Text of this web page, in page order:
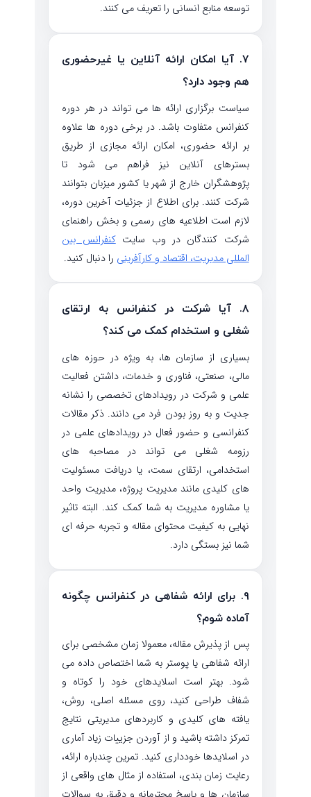
توسعه منابع انسانی را تعریف می کنند.
۷. آیا امکان ارائه آنلاین یا غیرحضوری
هم وجود دارد؟
سیاست برگزاری ارائه ها می تواند در هر دوره
کنفرانس متفاوت باشد. در برخی دوره ها علاوه
بر ارائه حضوری، امکان ارائه مجازی از طریق
بسترهای آنلاین نیز فراهم می شود تا
پژوهشگران خارج از شهر یا کشور میزبان بتوانند
شرکت کنند. برای اطلاع از جزئیات آخرین دوره،
لازم است اطلاعیه های رسمی و بخش راهنمای
شرکت کنندگان در وب سایتکنفرانس بین
المللی مدیریت، اقتصاد و کارآفرینی را دنبال کنید.
۸. آیا شرکت در کنفرانس به ارتقای
شغلی و استخدام کمک می کند؟
بسیاری از سازمان ها، به ویژه در حوزه های
مالی، صنعتی، فناوری و خدمات، داشتن فعالیت
علمی و شرکت در رویدادهای تخصصی را نشانه
جدیت و به روز بودن فرد می دانند. ذکر مقالات
کنفرانسی و حضور فعال در رویدادهای علمی در
رزومه شغلی می تواند در مصاحبه های
استخدامی، ارتقای سمت، یا دریافت مسئولیت
های کلیدی مانند مدیریت پروژه، مدیریت واحد
یا مشاوره مدیریت به شما کمک کند. البته تاثیر
نهایی به کیفیت محتوای مقاله و تجربه حرفه ای
شما نیز بستگی دارد.
۹. برای ارائه شفاهی در کنفرانس چگونه
آماده شوم؟
پس از پذیرش مقاله، معمولا زمان مشخصی برای
ارائه شفاهی یا پوستر به شما اختصاص داده می
شود. بهتر است اسلایدهای خود را کوتاه و
شفاف طراحی کنید، روی مسئله اصلی، روش،
یافته های کلیدی و کاربردهای مدیریتی نتایج
تمرکز داشته باشید و از آوردن جزییات زیاد آماری
در اسلایدها خودداری کنید. تمرین چندباره ارائه،
رعایت زمان بندی، استفاده از مثال های واقعی از